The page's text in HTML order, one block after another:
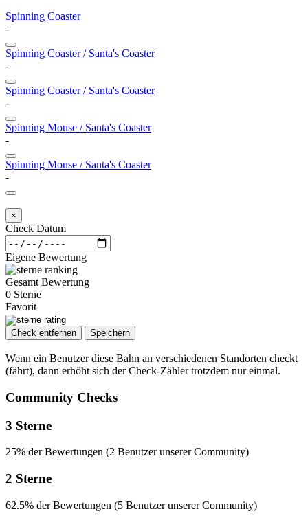
Spinning Coaster
-
Spinning Coaster / Santa's Coaster
-
Spinning Coaster / Santa's Coaster
-
Spinning Mouse / Santa's Coaster
-
Spinning Mouse / Santa's Coaster
-
×
Check Datum
Eigene Bewertung
Gesamt Bewertung
0 Sterne
Favorit
Check entfernen Speichern
Wenn ein Benutzer diese Bahn an verschiedenen Standorten checkt
(fährt), dann erhöht sich der Check-Zähler trotzdem nur einmal.
Community Checks
3 Sterne
25% der Bewertungen (2 Benutzer unserer Community)
2 Sterne
62.5% der Bewertungen (5 Benutzer unserer Community)